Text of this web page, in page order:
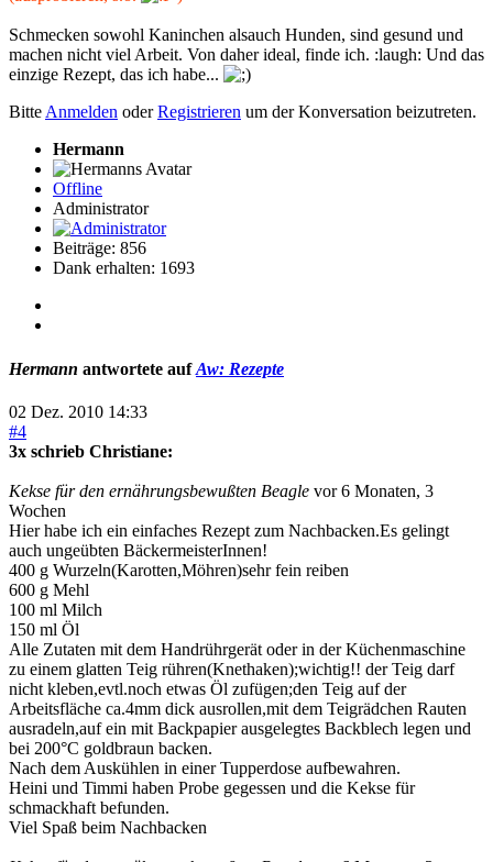
Schmecken sowohl Kaninchen alsauch Hunden, sind gesund und
machen nicht viel Arbeit. Von daher ideal, finde ich. :laugh: Und das
einzige Rezept, das ich habe...
BitteAnmelden oderRegistrieren um der Konversation beizutreten.
Hermann
Offline
Administrator
Beiträge: 856
Dank erhalten: 1693
Hermann antwortete aufAw: Rezepte
02 Dez. 2010 14:33
#4
3x schrieb Christiane:
Kekse für den ernährungsbewußten Beagle vor 6 Monaten, 3
Wochen
Hier habe ich ein einfaches Rezept zum Nachbacken.Es gelingt
auch ungeübten BäckermeisterInnen!
400 g Wurzeln(Karotten,Möhren)sehr fein reiben
600 g Mehl
100 ml Milch
150 ml Öl
Alle Zutaten mit dem Handrührgerät oder in der Küchenmaschine
zu einem glatten Teig rühren(Knethaken);wichtig!! der Teig darf
nicht kleben,evtl.noch etwas Öl zufügen;den Teig auf der
Arbeitsfläche ca.4mm dick ausrollen,mit dem Teigrädchen Rauten
ausradeln,auf ein mit Backpapier ausgelegtes Backblech legen und
bei 200°C goldbraun backen.
Nach dem Auskühlen in einer Tupperdose aufbewahren.
Heini und Timmi haben Probe gegessen und die Kekse für
schmackhaft befunden.
Viel Spaß beim Nachbacken